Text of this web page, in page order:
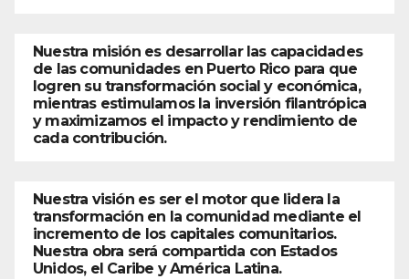
Nuestra misión es desarrollar las capacidades
de las comunidades en Puerto Rico para que
logren su transformación social y económica,
mientras estimulamos la inversión filantrópica
y maximizamos el impacto y rendimiento de
cada contribución.
Nuestra visión es ser el motor que lidera la
transformación en la comunidad mediante el
incremento de los capitales comunitarios.
Nuestra obra será compartida con Estados
Unidos, el Caribe y América Latina.